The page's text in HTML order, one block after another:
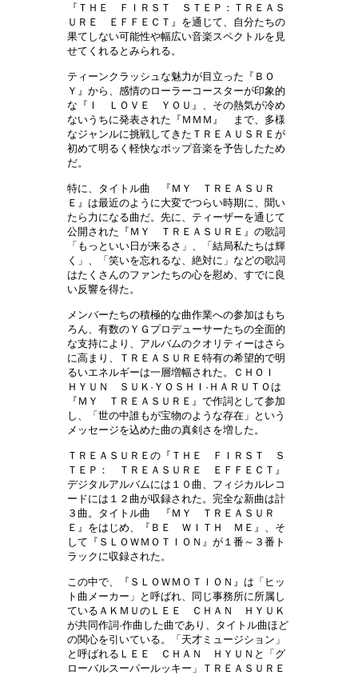
『ＴＨＥ ＦＩＲＳＴ ＳＴＥＰ：ＴＲＥＡＳ
ＵＲＥ ＥＦＦＥＣＴ』を通じて、自分たちの
果てしない可能性や幅広い音楽スペクトルを見
せてくれるとみられる。
ティーンクラッシュな魅力が目立った『ＢＯ
Ｙ』から、感情のローラーコースターが印象的
な『Ｉ ＬＯＶＥ ＹＯＵ』、その熱気が冷め
ないうちに発表された『ＭＭＭ』 まで、多様
なジャンルに挑戦してきたＴＲＥＡＵＳＲＥが
初めて明るく軽快なポップ音楽を予告したため
だ。
特に、タイトル曲 『ＭＹ ＴＲＥＡＳＵＲ
Ｅ』は最近のように大変でつらい時期に、聞い
たら力になる曲だ。先に、ティーザーを通じて
公開された『ＭＹ ＴＲＥＡＳＵＲＥ』の歌詞
「もっといい日が来るさ」、「結局私たちは輝
く」、「笑いを忘れるな、絶対に」などの歌詞
はたくさんのファンたちの心を慰め、すでに良
い反響を得た。
メンバーたちの積極的な曲作業への参加はもち
ろん、有数のＹＧプロデューサーたちの全面的
な支持により、アルバムのクオリティーはさら
に高まり、ＴＲＥＡＳＵＲＥ特有の希望的で明
るいエネルギーは一層増幅された。ＣＨＯＩ
ＨＹＵＮ ＳＵＫ·ＹＯＳＨＩ·ＨＡＲＵＴＯは
『ＭＹ ＴＲＥＡＳＵＲＥ』で作詞として参加
し、「世の中誰もが宝物のような存在」という
メッセージを込めた曲の真剣さを増した。
ＴＲＥＡＳＵＲＥの『ＴＨＥ ＦＩＲＳＴ Ｓ
ＴＥＰ： ＴＲＥＡＳＵＲＥ ＥＦＦＥＣＴ』
デジタルアルバムには１０曲、フィジカルレコ
ードには１２曲が収録された。完全な新曲は計
３曲。タイトル曲 『ＭＹ ＴＲＥＡＳＵＲ
Ｅ』をはじめ、『ＢＥ ＷＩＴＨ ＭＥ』、そ
して『ＳＬＯＷＭＯＴＩＯＮ』が１番～３番ト
ラックに収録された。
この中で、『ＳＬＯＷＭＯＴＩＯＮ』は「ヒッ
ト曲メーカー」と呼ばれ、同じ事務所に所属し
ているＡＫＭＵのＬＥＥ ＣＨＡＮ ＨＹＵＫ
が共同作詞·作曲した曲であり、タイトル曲ほど
の関心を引いている。「天才ミュージション」
と呼ばれるＬＥＥ ＣＨＡＮ ＨＹＵＮと「グ
ローバルスーパールッキー」ＴＲＥＡＳＵＲＥ